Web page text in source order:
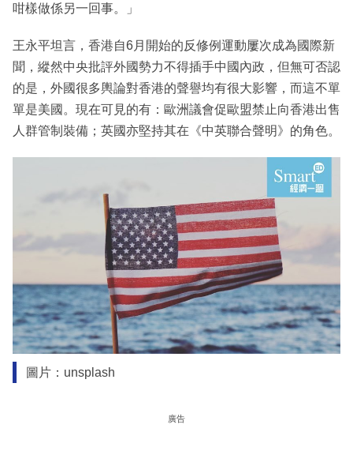
咁樣做係另一回事。」
王永平坦言，香港自6月開始的反修例運動屢次成為國際新
聞，縱然中央批評外國勢力不得插手中國內政，但無可否認
的是，外國很多輿論對香港的聲譽均有很大影響，而這不單
單是美國。現在可見的有：歐洲議會促歐盟禁止向香港出售
人群管制裝備；英國亦堅持其在《中英聯合聲明》的角色。
圖片：unsplash
廣告